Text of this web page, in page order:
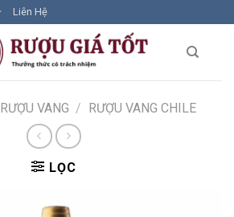
Liên Hệ
RƯỢU VANG / RƯỢU VANG CHILE
LỌC